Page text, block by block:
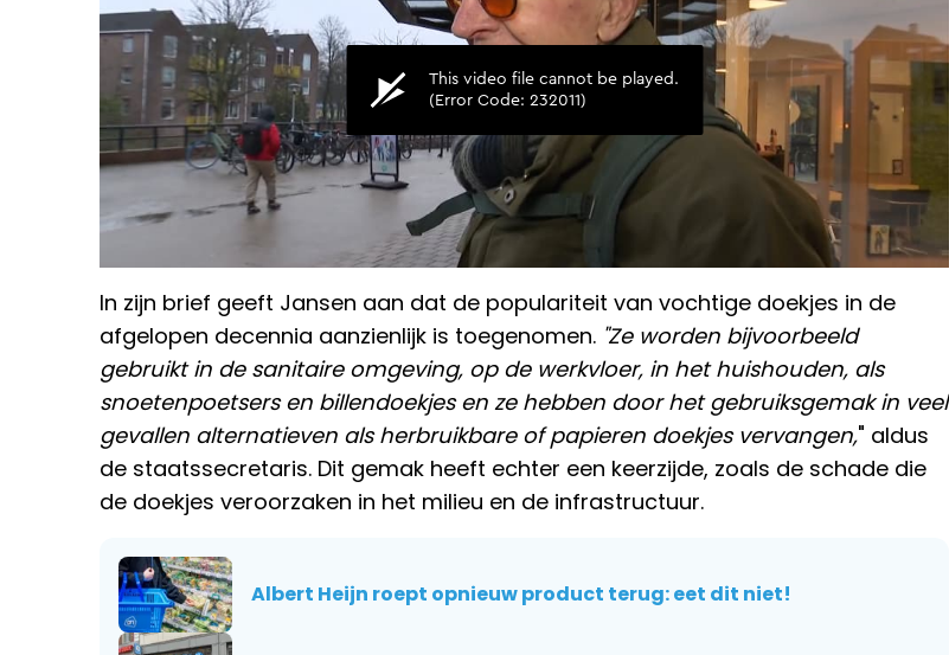
In zijn brief geeft Jansen aan dat de populariteit van vochtige doekjes in de
afgelopen decennia aanzienlijk is toegenomen. "Ze worden bijvoorbeeld
gebruikt in de sanitaire omgeving, op de werkvloer, in het huishouden, als
snoetenpoetsers en billendoekjes en ze hebben door het gebruiksgemak in veel
gevallen alternatieven als herbruikbare of papieren doekjes vervangen," aldus
de staatssecretaris. Dit gemak heeft echter een keerzijde, zoals de schade die
de doekjes veroorzaken in het milieu en de infrastructuur.
Albert Heijn roept opnieuw product terug: eet dit niet!